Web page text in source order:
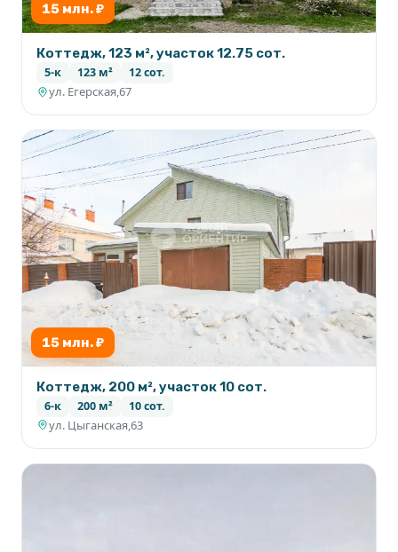
15 млн. ₽
Коттедж, 123 м², участок 12.75 сот.
5-к 123 м² 12 сот.
ул. Егерская,67
15 млн. ₽
Коттедж, 200 м², участок 10 сот.
6-к 200 м² 10 сот.
ул. Цыганская,63